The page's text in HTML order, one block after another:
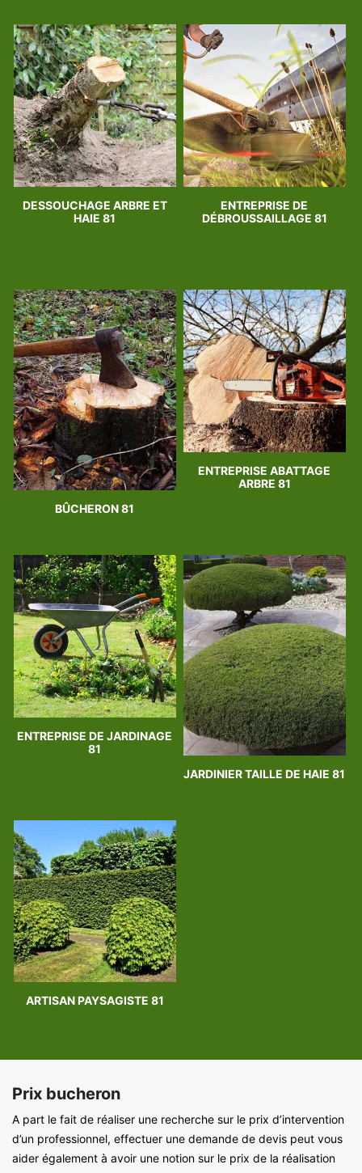
DESSOUCHAGE ARBRE ET
HAIE 81
ENTREPRISE DE
DÉBROUSSAILLAGE 81
BÛCHERON 81
ENTREPRISE ABATTAGE
ARBRE 81
ENTREPRISE DE JARDINAGE
81
JARDINIER TAILLE DE HAIE 81
ARTISAN PAYSAGISTE 81
Prix bucheron
A part le fait de réaliser une recherche sur le prix d’intervention
d’un professionnel, effectuer une demande de devis peut vous
aider également à avoir une notion sur le prix de la réalisation